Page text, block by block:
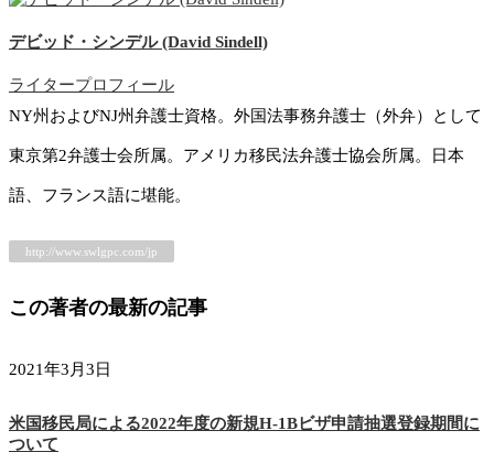
デビッド・シンデル (David Sindell)
ライタープロフィール
NY州およびNJ州弁護士資格。外国法事務弁護士（外弁）として
東京第2弁護士会所属。アメリカ移民法弁護士協会所属。日本
語、フランス語に堪能。
http://www.swlgpc.com/jp
この著者の最新の記事
2021年3月3日
米国移民局による2022年度の新規H-1Bビザ申請抽選登録期間に
ついて